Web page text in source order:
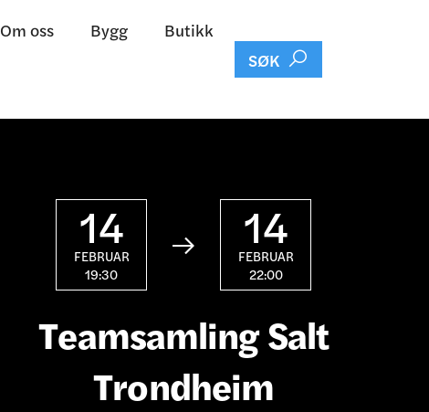
Om oss Bygg Butikk
SØK 
14
FEBRUAR
19:30
 14
FEBRUAR
22:00
Teamsamling Salt
Trondheim